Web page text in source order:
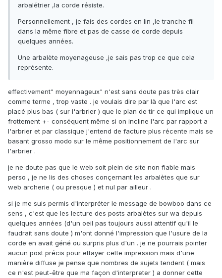
arbalétrier ,la corde résiste.
Personnellement , je fais des cordes en lin ,le tranche fil
dans la même fibre et pas de casse de corde depuis
quelques années.
Une arbalète moyenageuse ,je sais pas trop ce que cela
représente.
effectivement" moyennageux" n'est sans doute pas très clair
comme terme , trop vaste . je voulais dire par là que l'arc est
placé plus bas ( sur l'arbrier ) que le plan de tir ce qui implique un
frottement +- conséquent même si on incline l'arc par rapport a
l'arbrier et par classique j'entend de facture plus récente mais se
basant grosso modo sur le même positionnement de l'arc sur
l'arbrier .
je ne doute pas que le web soit plein de site non fiable mais
perso , je ne lis des choses conçernant les arbalètes que sur
web archerie ( ou presque ) et nul par ailleur .
si je me suis permis d'interpréter le message de bowboo dans ce
sens , c'est que les lecture des posts arbalètes sur wa depuis
quelques années (d'un oeil pas toujours aussi attentif qu'il le
faudrait sans doute ) m'ont donné l'impression que l'usure de la
corde en avait géné ou surpris plus d'un . je ne pourrais pointer
aucun post précis pour ettayer cette impression mais d'une
manière diffuse je pense que nombres de sujets tendent ( mais
ce n'est peut-être que ma façon d'interpreter ) a donner cette